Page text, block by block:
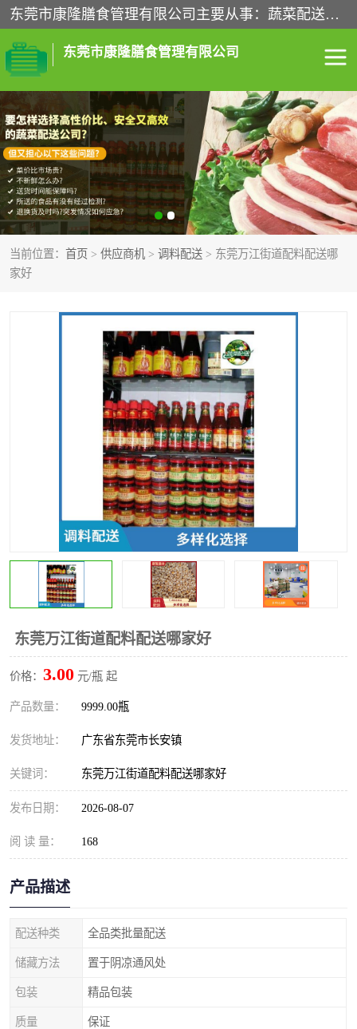
东莞市康隆膳食管理有限公司主要从事：蔬菜配送、食堂承包、企业工厂食堂承包、机关单位食堂承包、调味品配送、粮油配送、干货配送、副食配送、水果配送、海鲜配送等业务，东莞蔬菜配送电话，咨询在线客服。
东莞市康隆膳食管理有限公司
当前位置： 首页 > 供应商机 > 调料配送 > 东莞万江街道配料配送哪
家好
东莞万江街道配料配送哪家好
价格： 3.00 元/瓶 起
产品数量： 9999.00瓶
发货地址： 广东省东莞市长安镇
关键词： 东莞万江街道配料配送哪家好
发布日期： 2026-08-07
阅 读 量： 168
产品描述
配送种类 全品类批量配送
储藏方法 置于阴凉通风处
包装 精品包装
质量 保证
食堂承包 蔬菜配送
粮油配送 鲜肉配送
海鲜配送 食材配送
调料配送 企业工厂食堂承包
副食配送